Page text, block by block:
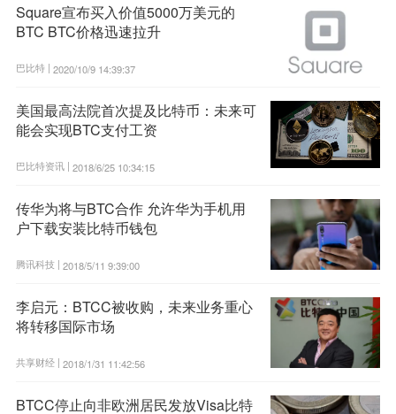
Square宣布买入价值5000万美元的
BTC BTC价格迅速拉升
巴比特 | 2020/10/9 14:39:37
美国最高法院首次提及比特币：未来可
能会实现BTC支付工资
巴比特资讯 | 2018/6/25 10:34:15
传华为将与BTC合作 允许华为手机用
户下载安装比特币钱包
腾讯科技 | 2018/5/11 9:39:00
李启元：BTCC被收购，未来业务重心
将转移国际市场
共享财经 | 2018/1/31 11:42:56
BTCC停止向非欧洲居民发放Visa比特